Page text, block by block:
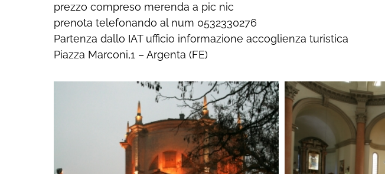
prezzo compreso merenda a pic nic
prenota telefonando al num 0532330276
Partenza dallo IAT ufficio informazione accoglienza turistica
Piazza Marconi,1 – Argenta (FE)